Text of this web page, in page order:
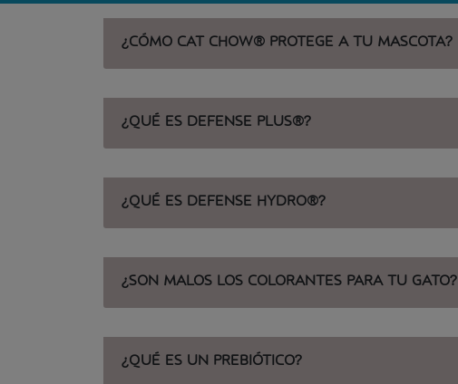
¿CÓMO CAT CHOW® PROTEGE A TU MASCOTA?
¿QUÉ ES DEFENSE PLUS®?
¿QUÉ ES DEFENSE HYDRO®?
¿SON MALOS LOS COLORANTES PARA TU GATO?
¿QUÉ ES UN PREBIÓTICO?